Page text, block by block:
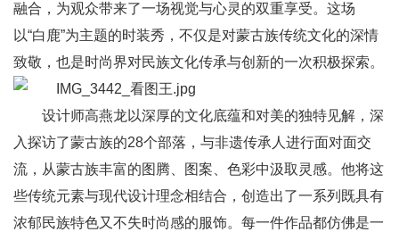
融合，为观众带来了一场视觉与心灵的双重享受。这场
以“白鹿”为主题的时装秀，不仅是对蒙古族传统文化的深情
致敬，也是时尚界对民族文化传承与创新的一次积极探索。
设计师高燕龙以深厚的文化底蕴和对美的独特见解，深
入探访了蒙古族的28个部落，与非遗传承人进行面对面交
流，从蒙古族丰富的图腾、图案、色彩中汲取灵感。他将这
些传统元素与现代设计理念相结合，创造出了一系列既具有
浓郁民族特色又不失时尚感的服饰。每一件作品都仿佛是一